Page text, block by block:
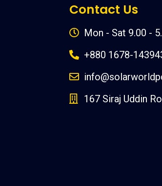
Contact Us
Mon - Sat 9.00 -
+880 1678-
167 Siraj Uddin